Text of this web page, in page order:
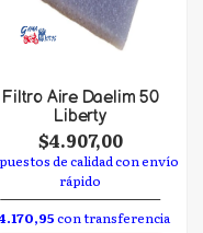
Filtro Aire Daelim 50
Liberty
$4.907,00
de calidad con envío
rápido
con transferencia